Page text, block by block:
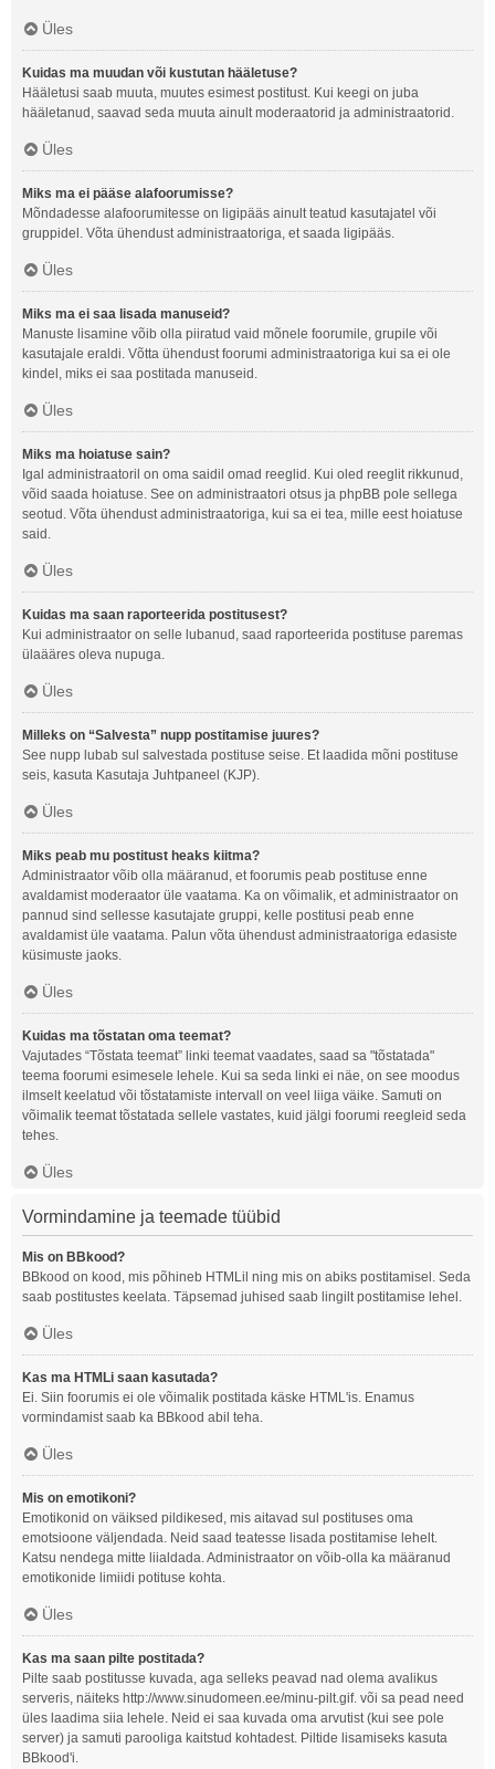
Üles
Kuidas ma muudan või kustutan hääletuse?
Hääletusi saab muuta, muutes esimest postitust. Kui keegi on juba
hääletanud, saavad seda muuta ainult moderaatorid ja administraatorid.
Üles
Miks ma ei pääse alafoorumisse?
Mõndadesse alafoorumitesse on ligipääs ainult teatud kasutajatel või
gruppidel. Võta ühendust administraatoriga, et saada ligipääs.
Üles
Miks ma ei saa lisada manuseid?
Manuste lisamine võib olla piiratud vaid mõnele foorumile, grupile või
kasutajale eraldi. Võtta ühendust foorumi administraatoriga kui sa ei ole
kindel, miks ei saa postitada manuseid.
Üles
Miks ma hoiatuse sain?
Igal administraatoril on oma saidil omad reeglid. Kui oled reeglit rikkunud,
võid saada hoiatuse. See on administraatori otsus ja phpBB pole sellega
seotud. Võta ühendust administraatoriga, kui sa ei tea, mille eest hoiatuse
said.
Üles
Kuidas ma saan raporteerida postitusest?
Kui administraator on selle lubanud, saad raporteerida postituse paremas
ülaääres oleva nupuga.
Üles
Milleks on “Salvesta” nupp postitamise juures?
See nupp lubab sul salvestada postituse seise. Et laadida mõni postituse
seis, kasuta Kasutaja Juhtpaneel (KJP).
Üles
Miks peab mu postitust heaks kiitma?
Administraator võib olla määranud, et foorumis peab postituse enne
avaldamist moderaator üle vaatama. Ka on võimalik, et administraator on
pannud sind sellesse kasutajate gruppi, kelle postitusi peab enne
avaldamist üle vaatama. Palun võta ühendust administraatoriga edasiste
küsimuste jaoks.
Üles
Kuidas ma tõstatan oma teemat?
Vajutades “Tõstata teemat” linki teemat vaadates, saad sa "tõstatada"
teema foorumi esimesele lehele. Kui sa seda linki ei näe, on see moodus
ilmselt keelatud või tõstatamiste intervall on veel liiga väike. Samuti on
võimalik teemat tõstatada sellele vastates, kuid jälgi foorumi reegleid seda
tehes.
Üles
Vormindamine ja teemade tüübid
Mis on BBkood?
BBkood on kood, mis põhineb HTMLil ning mis on abiks postitamisel. Seda
saab postitustes keelata. Täpsemad juhised saab lingilt postitamise lehel.
Üles
Kas ma HTMLi saan kasutada?
Ei. Siin foorumis ei ole võimalik postitada käske HTML'is. Enamus
vormindamist saab ka BBkood abil teha.
Üles
Mis on emotikoni?
Emotikonid on väiksed pildikesed, mis aitavad sul postituses oma
emotsioone väljendada. Neid saad teatesse lisada postitamise lehelt.
Katsu nendega mitte liialdada. Administraator on võib-olla ka määranud
emotikonide limiidi potituse kohta.
Üles
Kas ma saan pilte postitada?
Pilte saab postitusse kuvada, aga selleks peavad nad olema avalikus
serveris, näiteks http://www.sinudomeen.ee/minu-pilt.gif. või sa pead need
üles laadima siia lehele. Neid ei saa kuvada oma arvutist (kui see pole
server) ja samuti parooliga kaitstud kohtadest. Piltide lisamiseks kasuta
BBkood'i.